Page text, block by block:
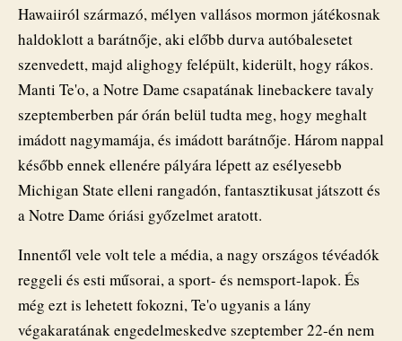
meghalt
barátnőjének
megható
története
bejegyzéshez
Hawaiiról származó, mélyen vallásos mormon játékosnak
haldoklott a barátnője, aki előbb durva autóbalesetet
szenvedett, majd alighogy felépült, kiderült, hogy rákos.
Manti Te'o, a Notre Dame csapatának linebackere tavaly
szeptemberben pár órán belül tudta meg, hogy meghalt
imádott nagymamája, és imádott barátnője. Három nappal
később ennek ellenére pályára lépett az esélyesebb
Michigan State elleni rangadón, fantasztikusat játszott és
a Notre Dame óriási győzelmet aratott.
Innentől vele volt tele a média, a nagy országos tévéadók
reggeli és esti műsorai, a sport- és nemsport-lapok. És
még ezt is lehetett fokozni, Te'o ugyanis a lány
végakaratának engedelmeskedve szeptember 22-én nem